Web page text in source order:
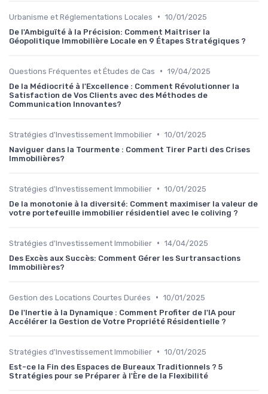
Urbanisme et Réglementations Locales • 10/01/2025
De l'Ambiguïté à la Précision: Comment Maîtriser la
Géopolitique Immobilière Locale en 9 Étapes Stratégiques ?
Questions Fréquentes et Études de Cas • 19/04/2025
De la Médiocrité à l'Excellence : Comment Révolutionner la
Satisfaction de Vos Clients avec des Méthodes de
Communication Innovantes?
Stratégies d'Investissement Immobilier • 10/01/2025
Naviguer dans la Tourmente : Comment Tirer Parti des Crises
Immobilières?
Stratégies d'Investissement Immobilier • 10/01/2025
De la monotonie à la diversité: Comment maximiser la valeur de
votre portefeuille immobilier résidentiel avec le coliving ?
Stratégies d'Investissement Immobilier • 14/04/2025
Des Excès aux Succès: Comment Gérer les Surtransactions
Immobilières?
Gestion des Locations Courtes Durées • 10/01/2025
De l'Inertie à la Dynamique : Comment Profiter de l'IA pour
Accélérer la Gestion de Votre Propriété Résidentielle ?
Stratégies d'Investissement Immobilier • 10/01/2025
Est-ce la Fin des Espaces de Bureaux Traditionnels ? 5
Stratégies pour se Préparer à l'Ère de la Flexibilité